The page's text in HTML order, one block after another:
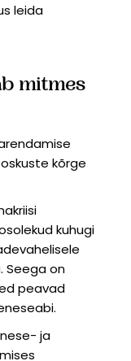
leida
mitmes
kõrge
kuhugi
Seega on
peavad
ja